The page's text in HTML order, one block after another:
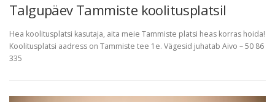
Talgupäev Tammiste koolitusplatsil
Hea koolitusplatsi kasutaja, aita meie Tammiste platsi heas korras hoida!
Koolitusplatsi aadress on Tammiste tee 1e. Vägesid juhatab Aivo – 50 86
335